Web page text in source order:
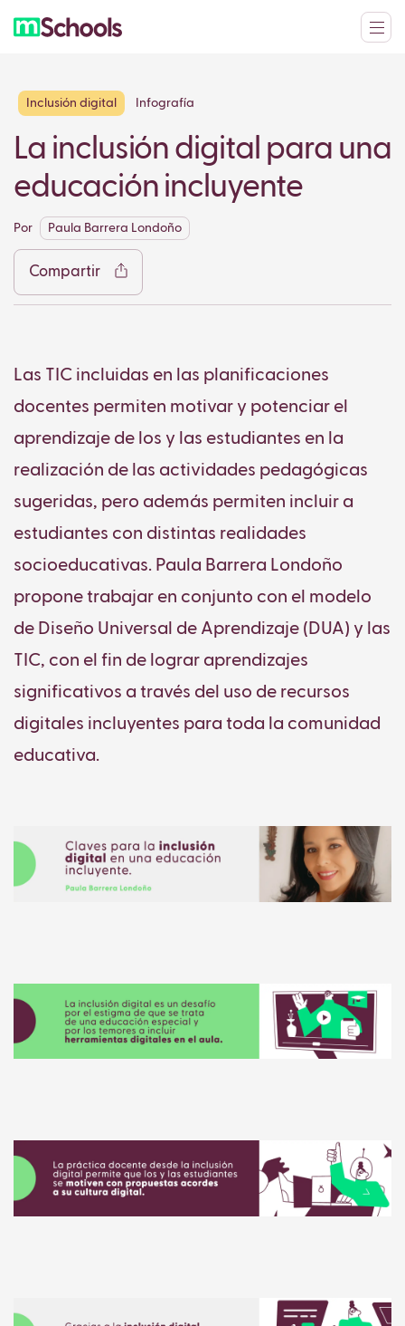
Inclusión digital Infografía
La inclusión digital para una
educación incluyente
Por Paula Barrera Londoño
Compartir
Facebook
Twitter
LinkedIn
WhatsApp
Reddit
Gmail
Las TIC incluidas en las planificaciones
docentes permiten motivar y potenciar el
aprendizaje de los y las estudiantes en la
realización de las actividades pedagógicas
sugeridas, pero además permiten incluir a
estudiantes con distintas realidades
socioeducativas. Paula Barrera Londoño
propone trabajar en conjunto con el modelo
de Diseño Universal de Aprendizaje (DUA) y las
TIC, con el fin de lograr aprendizajes
significativos a través del uso de recursos
digitales incluyentes para toda la comunidad
educativa.